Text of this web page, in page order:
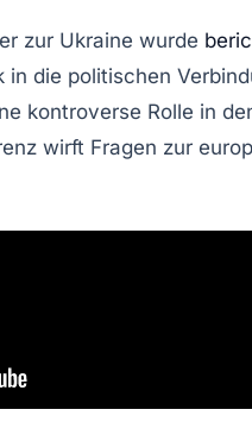
zur Ukraine wurde
in die politischen
kontroverse Rolle in
wirft Fragen zur